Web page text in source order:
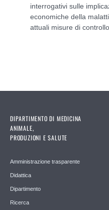
interrogativi sulle
economiche della
attuali misure di controllo.
DIPARTIMENTO DI MEDICINA
ANIMALE,
PRODUZIONI E SALUTE
Amministrazione trasparente
Didattica
Dipartimento
Ricerca